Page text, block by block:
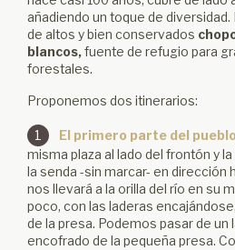
añadiendo un toque de
de altos y bien conservados
blancos,fuente de refugio para
forestales.
Proponemos dos itinerarios:
1 El primero parte del
misma plaza al lado del frontón y
la senda -sin marcar- en dirección
nos llevará a la orilla del río en su
poco, con las laderas
de la presa. Podemos pasar de un
encofrado de la pequeña presa.